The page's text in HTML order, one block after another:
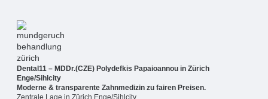
Dental11 – MDDr.(CZE) Polydefkis Papaioannou in Zürich
Enge/Sihlcity
Moderne & transparente Zahnmedizin zu fairen Preisen.
Zentrale Lage in Zürich Enge/Sihlcity.